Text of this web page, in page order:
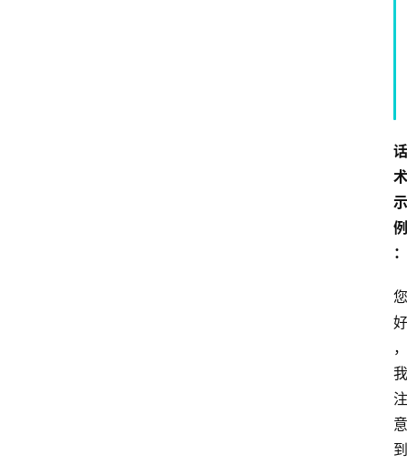
话
术
示
例
：
您
好
，
我
注
意
到